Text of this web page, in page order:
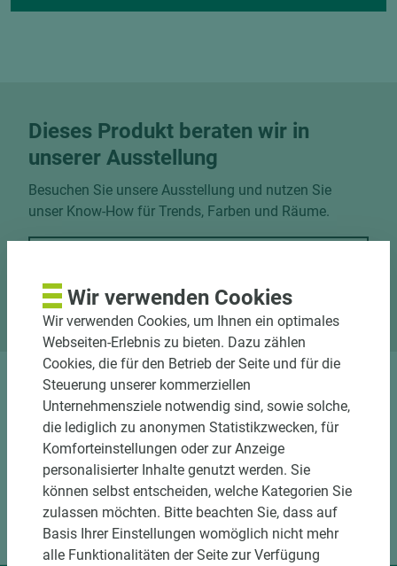
Dieses Produkt beraten wir in
unserer Ausstellung
Besuchen Sie unsere Ausstellung und nutzen Sie
unser Know-How für Trends, Farben und Räume.
Standort Marsberg
Wir verwenden Cookies
Wir verwenden Cookies, um Ihnen ein optimales
Webseiten-Erlebnis zu bieten. Dazu zählen
Cookies, die für den Betrieb der Seite und für die
Steuerung unserer kommerziellen
Unternehmensziele notwendig sind, sowie solche,
die lediglich zu anonymen Statistikzwecken, für
Komforteinstellungen oder zur Anzeige
personalisierter Inhalte genutzt werden. Sie
können selbst entscheiden, welche Kategorien Sie
zulassen möchten. Bitte beachten Sie, dass auf
Basis Ihrer Einstellungen womöglich nicht mehr
alle Funktionalitäten der Seite zur Verfügung